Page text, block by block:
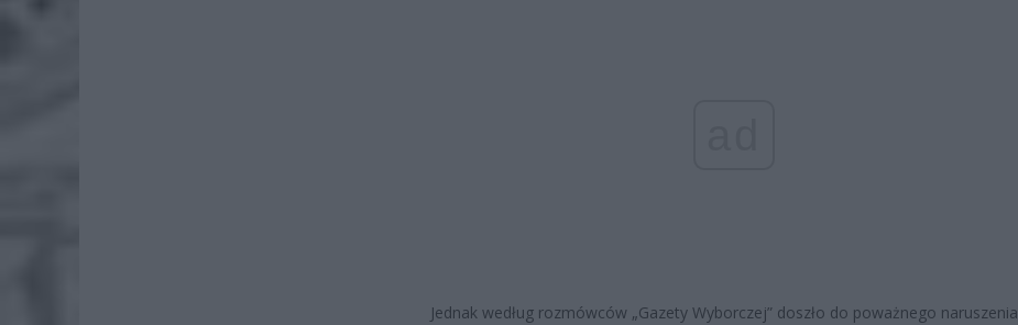
Jednak według rozmówców „Gazety Wyborczej” doszło do poważnego naruszenia